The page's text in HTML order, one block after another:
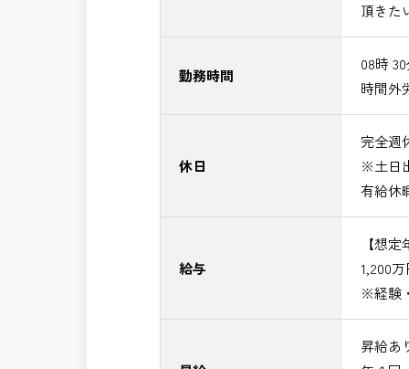
頂きた
勤務時間
08時
時間外
休日
完全週
※土日
有給休
給与
【想定
1,200
※経験
昇給あ